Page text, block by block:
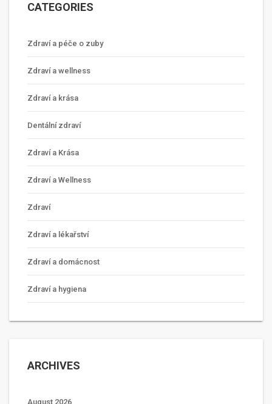
CATEGORIES
Zdraví a péče o zuby
Zdraví a wellness
Zdraví a krása
Dentální zdraví
Zdraví a Krása
Zdraví a Wellness
Zdraví
Zdraví a lékařství
Zdraví a domácnost
Zdraví a hygiena
ARCHIVES
August 2026